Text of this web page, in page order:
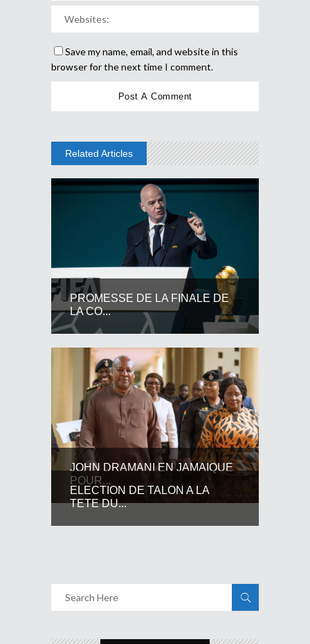
Save my name, email, and website in this
browser for the next time I comment.
Related Articles
PROMESSE DE LA FINALE DE
LA CO...
JOHN DRAMANI EN JAMAIQUE
POUR...
ELECTION DE TALON A LA
TETE DU...